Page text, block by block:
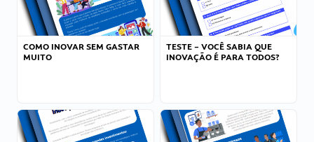
COMO INOVAR SEM GASTAR
MUITO
TESTE – VOCÊ SABIA QUE
INOVAÇÃO É PARA TODOS?